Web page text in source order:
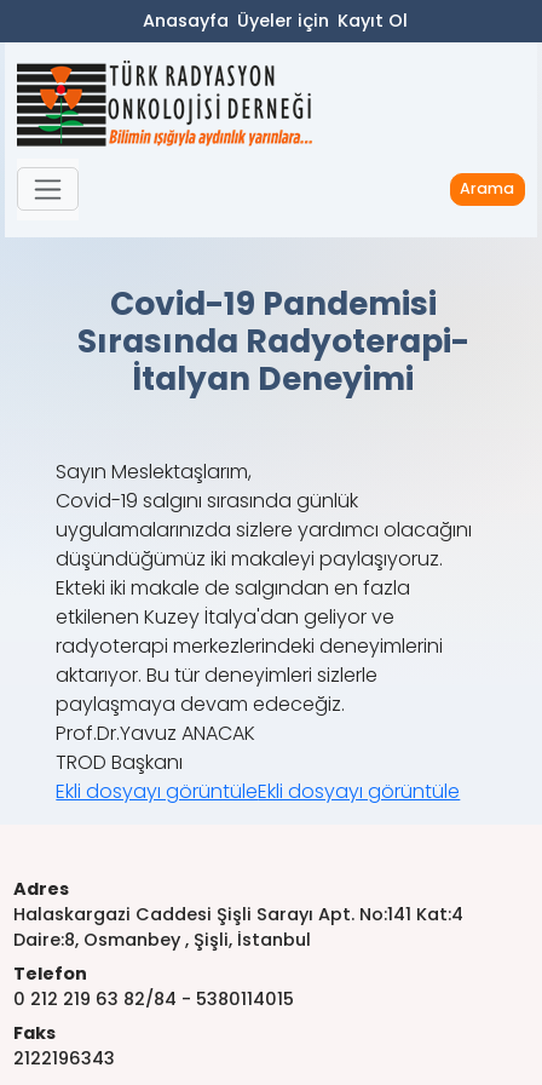
Anasayfa Üyeler için Kayıt Ol
Arama
Covid-19 Pandemisi
Sırasında Radyoterapi-
İtalyan Deneyimi
Sayın Meslektaşlarım,
Covid-19 salgını sırasında günlük
uygulamalarınızda sizlere yardımcı olacağını
düşündüğümüz iki makaleyi paylaşıyoruz.
Ekteki iki makale de salgından en fazla
etkilenen Kuzey İtalya'dan geliyor ve
radyoterapi merkezlerindeki deneyimlerini
aktarıyor. Bu tür deneyimleri sizlerle
paylaşmaya devam edeceğiz.
Prof.Dr.Yavuz ANACAK
TROD Başkanı
Ekli dosyayı görüntüleEkli dosyayı görüntüle
Adres
Halaskargazi Caddesi Şişli Sarayı Apt. No:141 Kat:4
Daire:8, Osmanbey , Şişli, İstanbul
Telefon
0 212 219 63 82/84 - 5380114015
Faks
2122196343